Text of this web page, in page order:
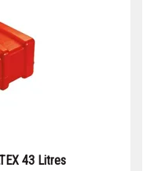
43 Litres